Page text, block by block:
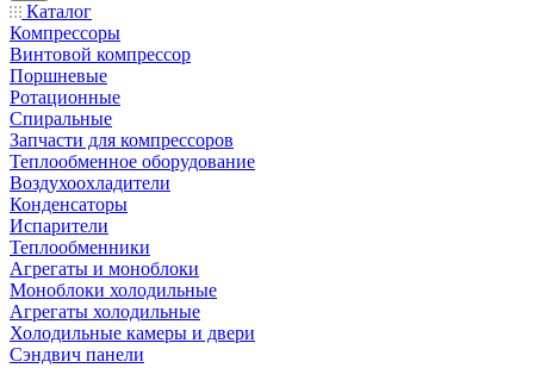
Каталог
Компрессоры
Винтовой компрессор
Поршневые
Ротационные
Спиральные
Запчасти для компрессоров
Теплообменное оборудование
Воздухоохладители
Конденсаторы
Испарители
Теплообменники
Агрегаты и моноблоки
Моноблоки холодильные
Агрегаты холодильные
Холодильные камеры и двери
Сэндвич панели